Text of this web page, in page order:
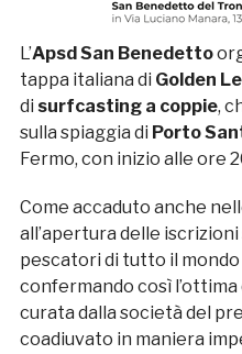
L’Apsd San Benedetto
tappa italiana di Golden
di surfcasting a coppie,
sulla spiaggia di Porto
Fermo, con inizio alle ore
Come accaduto anche
all’apertura delle
pescatori di tutto il
confermando così
curata dalla società del
coadiuvato in maniera